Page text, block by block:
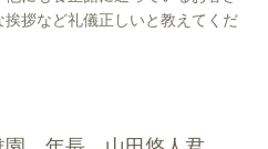
拶など礼儀正しいと教えてくだ